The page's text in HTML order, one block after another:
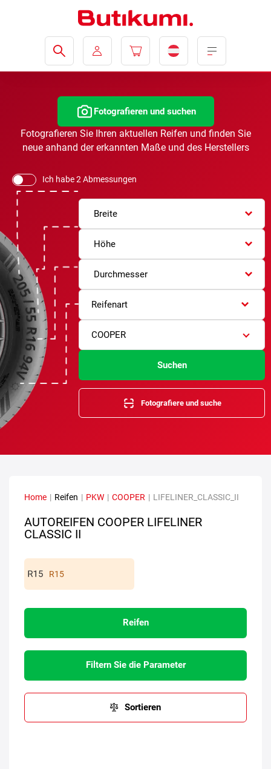
Fotografieren und suchen
Fotografieren Sie Ihren aktuellen Reifen und finden Sie
neue anhand der erkannten Maße und des Herstellers
Ich habe 2 Abmessungen
Breite
Höhe
Durchmesser
Reifenart
COOPER
Suchen
Fotografiere und suche
Home | Reifen | PKW | COOPER | LIFELINER_CLASSIC_II
AUTOREIFEN COOPER LIFELINER
CLASSIC II
R15
Reifen
Filtern Sie die Parameter
Sortieren